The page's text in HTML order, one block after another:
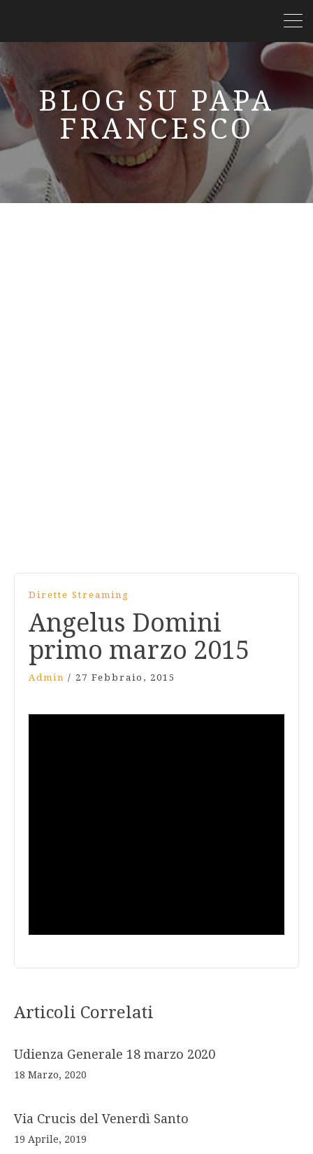
BLOG SU PAPA
FRANCESCO
Dirette Streaming
Angelus Domini
primo marzo 2015
Admin / 27 Febbraio, 2015
Articoli Correlati
Udienza Generale 18 marzo 2020
18 Marzo, 2020
Via Crucis del Venerdì Santo
19 Aprile, 2019